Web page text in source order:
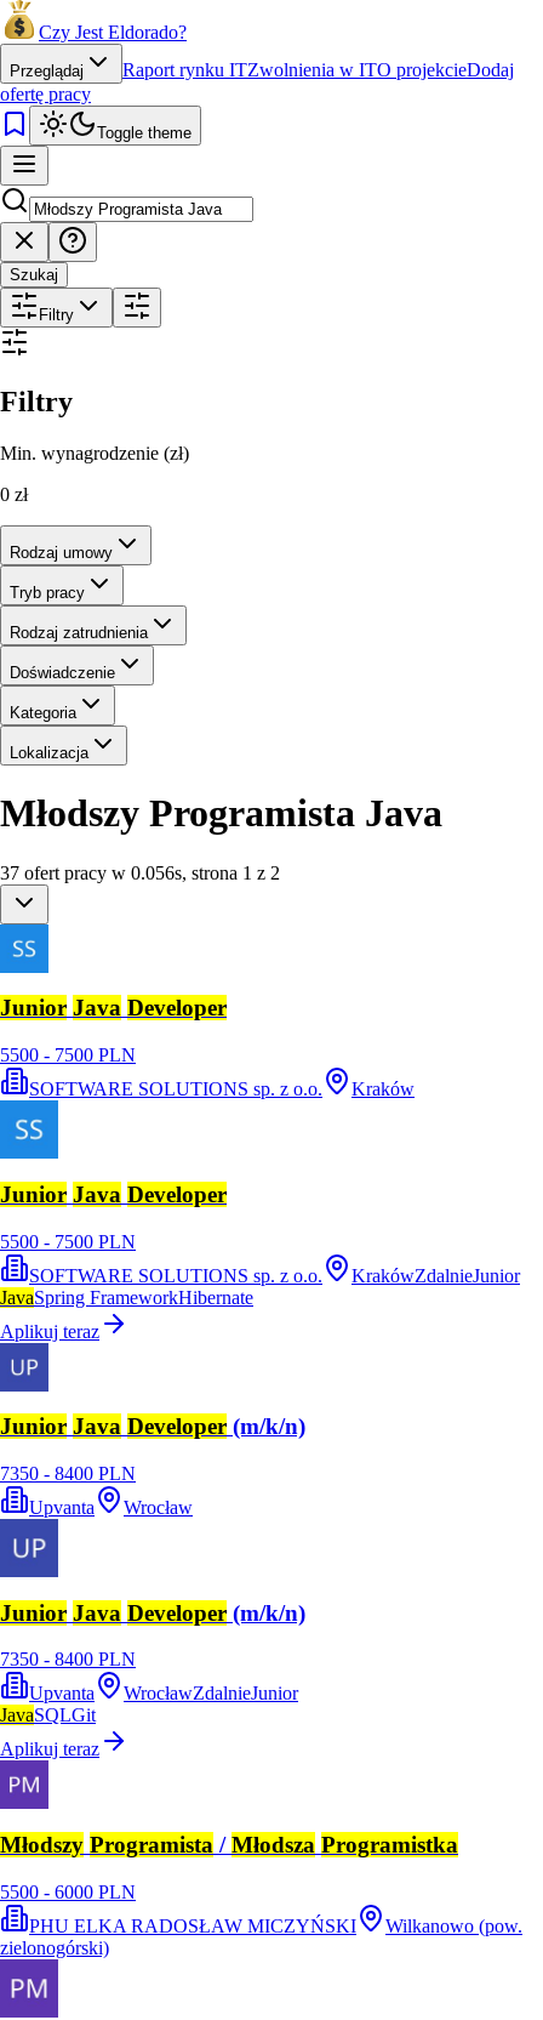
Czy Jest Eldorado?
Przeglądaj Raport rynku ITZwolnienia w ITO projekcieDodaj
ofertę pracy
Toggle theme
Szukaj
Filtry
Filtry
Min. wynagrodzenie (zł)
0 zł
Rodzaj umowy
Tryb pracy
Rodzaj zatrudnienia
Doświadczenie
Kategoria
Lokalizacja
Młodszy Programista Java
37 ofert pracy w 0.056s, strona 1 z 2
Junior Java Developer
5500 - 7500 PLN
SOFTWARE SOLUTIONS sp. z o.o.
Kraków
Junior Java Developer
5500 - 7500 PLN
SOFTWARE SOLUTIONS sp. z o.o.
KrakówZdalnieJunior
JavaSpring FrameworkHibernate
Aplikuj teraz
Junior Java Developer (m/k/n)
7350 - 8400 PLN
Upvanta
Wrocław
Junior Java Developer (m/k/n)
7350 - 8400 PLN
Upvanta
WrocławZdalnieJunior
JavaSQLGit
Aplikuj teraz
Młodszy Programista /Młodsza Programistka
5500 - 6000 PLN
PHU ELKA RADOSŁAW MICZYŃSKI
Wilkanowo (pow.
zielonogórski)